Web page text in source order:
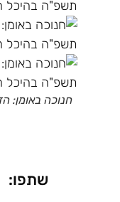
חנוכה באומן:
שתפו: